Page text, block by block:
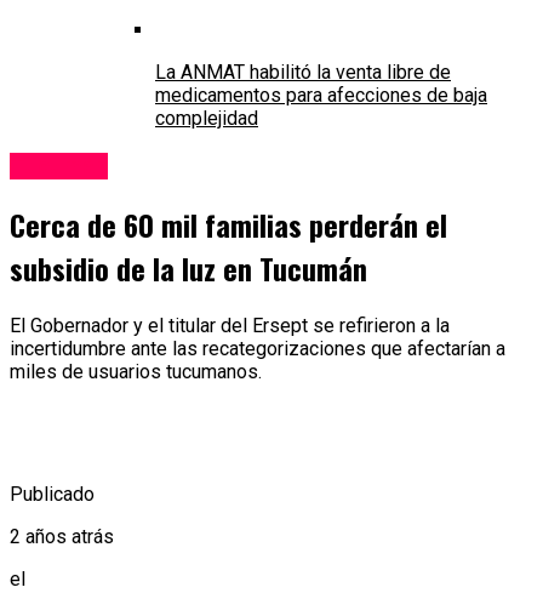
La ANMAT habilitó la venta libre de
medicamentos para afecciones de baja
complejidad
Cerca de 60 mil familias perderán el
subsidio de la luz en Tucumán
El Gobernador y el titular del Ersept se refirieron a la
incertidumbre ante las recategorizaciones que afectarían a
miles de usuarios tucumanos.
Publicado
2 años atrás
el